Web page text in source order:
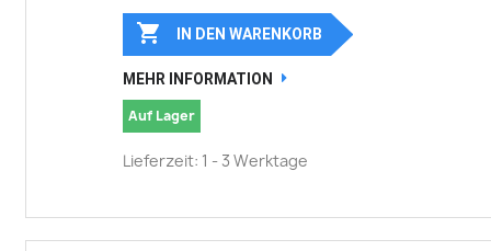
 IN DEN WARENKORB
MEHR INFORMATION
Auf Lager
Lieferzeit: 1 - 3 Werktage